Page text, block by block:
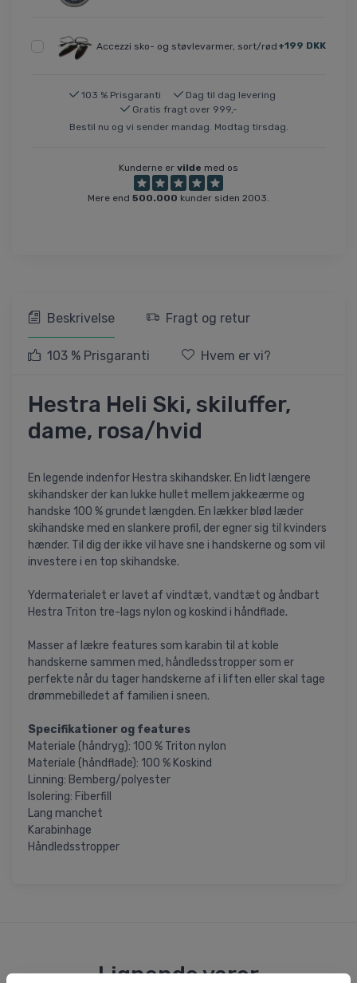
Accezzi sko- og støvlevarmer, sort/rød +199 DKK
103 % Prisgaranti
Dag til dag levering
Gratis fragt over 999,-
Bestil nu og vi sender mandag. Modtag tirsdag.
Kunderne er vilde med os
Mere end 500.000 kunder siden 2003.
Beskrivelse Fragt og retur
103 % Prisgaranti Hvem er vi?
Hestra Heli Ski, skiluffer,
dame, rosa/hvid
En legende indenfor Hestra skihandsker. En lidt længere
skihandsker der kan lukke hullet mellem jakkeærme og
handske 100 % grundet længden. En lækker blød læder
skihandske med en slankere profil, der egner sig til kvinders
hænder. Til dig der ikke vil have sne i handskerne og som vil
investere i en top skihandske.
Ydermaterialet er lavet af vindtæt, vandtæt og åndbart
Hestra Triton tre-lags nylon og koskind i håndflade.
Masser af lækre features som karabin til at koble
handskerne sammen med, håndledsstropper som er
perfekte når du tager handskerne af i liften eller skal tage
drømmebilledet af familien i sneen.
Specifikationer og features
Materiale (håndryg): 100 % Triton nylon
Materiale (håndflade): 100 % Koskind
Linning: Bemberg/polyester
Isolering: Fiberfill
Lang manchet
Karabinhage
Håndledsstropper
Lignende varer